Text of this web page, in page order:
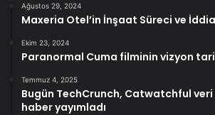
Ağustos 29, 2024
Maxeria Otel’in İnşaat Süreci ve
Ekim 23, 2024
Paranormal Cuma filminin vizyon
Temmuz 4, 2025
Bugün TechCrunch, Catwatchful
haber yayımladı